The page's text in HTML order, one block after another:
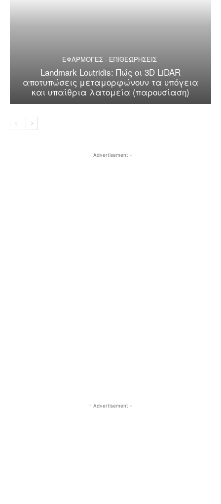
ΕΦΑΡΜΟΓΕΣ - ΕΠΙΘΕΩΡΗΣΕΙΣ
Landmark Loutridis: Πώς οι 3D LiDAR
αποτυπώσεις μεταμορφώνουν τα υπόγεια
και υπαίθρια λατομεία (παρουσίαση)
- Advertisement -
- Advertisement -